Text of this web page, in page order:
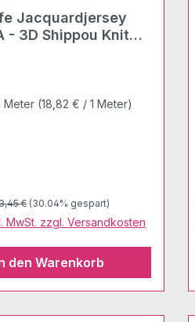
- 3D Shippou Knit
Meter (18,82 € / 1 Meter)
Preis:
€ (30.04% gespart)
MwSt. zzgl. Versandkosten
den Warenkorb